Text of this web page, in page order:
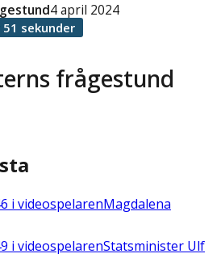
frågestund
4 april 2024
sekunder
i videospelarenMagdalena
i videospelarenStatsminister Ulf